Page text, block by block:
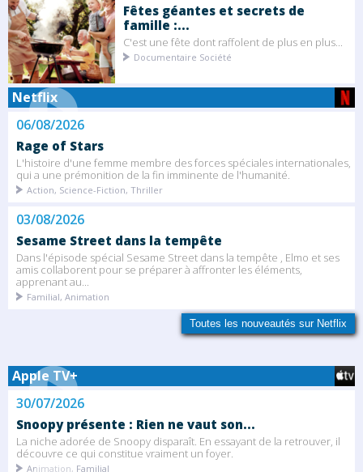
Fêtes géantes et secrets de
famille :...
C'est une fête dont raffolent de plus en plus...
Documentaire Société
Netflix
06/08/2026
Rage of Stars
L'histoire d'une femme membre des forces spéciales internationales,
qui a une prémonition de la fin imminente de l'humanité.
Action, Science-Fiction, Thriller
03/08/2026
Sesame Street dans la tempête
Dans l'épisode spécial Sesame Street dans la tempête , Elmo et ses
amis collaborent pour se préparer à affronter les éléments,
apprenant au...
Familial, Animation
Toutes les nouveautés sur Netflix
Apple TV+
30/07/2026
Snoopy présente : Rien ne vaut son...
La niche adorée de Snoopy disparaît. En essayant de la retrouver, il
découvre ce qui constitue vraiment un foyer.
Animation, Familial